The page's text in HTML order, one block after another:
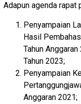
Adapun agenda rapat
Penyampaian
Hasil
Tahun
Tahun 2023;
Penyampaian
Anggaran 2021;